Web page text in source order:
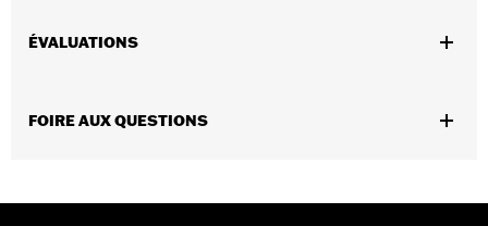
Dimension Description:
ÉVALUATIONS
FOIRE AUX QUESTIONS